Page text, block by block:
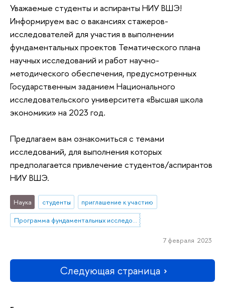
Уважаемые студенты и аспиранты НИУ ВШЭ!
Информируем вас о вакансиях стажеров-
исследователей для участия в выполнении
фундаментальных проектов Тематического плана
научных исследований и работ научно-
методического обеспечения, предусмотренных
Государственным заданием Национального
исследовательского университета «Высшая школа
экономики» на 2023 год.
Предлагаем вам ознакомиться с темами
исследований, для выполнения которых
предполагается привлечение студентов/аспирантов
НИУ ВШЭ.
Наука студенты
приглашение к участию
Программа фундаментальных исследований НИУ ВШЭ
7 февраля 2023
Следующая страница